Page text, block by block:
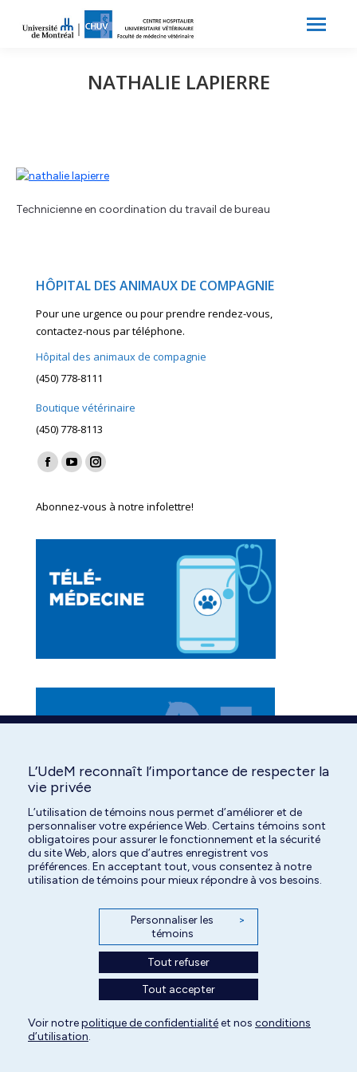
NATHALIE LAPIERRE
Technicienne en coordination du travail de bureau
HÔPITAL DES ANIMAUX DE COMPAGNIE
Pour une urgence ou pour prendre rendez-vous,
contactez-nous par téléphone.
Hôpital des animaux de compagnie
(450) 778-8111
Boutique vétérinaire
(450) 778-8113
Find us on:
Facebook
opens
window
YouTube
opens
window
Instagram
opens
window
Abonnez-vous à notre infolettre!
Tous droits réservés | Centre hospitalier universitaire vétérinaire de l'Université
L’UdeM reconnaît l’importance de respecter la
vie privée
L’utilisation de témoins nous permet d’améliorer et de
personnaliser votre expérience Web. Certains témoins sont
obligatoires pour assurer le fonctionnement et la sécurité
du site Web, alors que d’autres enregistrent vos
préférences. En acceptant tout, vous consentez à notre
utilisation de témoins pour mieux répondre à vos besoins.
Personnaliser les
témoins
>
Tout refuser
Tout accepter
Voir notrepolitique de confidentialitéet nos conditions
d’utilisation.